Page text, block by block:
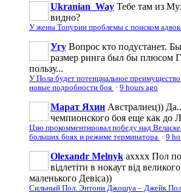
Ukranian_Way Тебе там из
видно?
У жены Топурии проблемы с поиском
Угу Вопрос кто подустанет.
размер ринга был бы плюсом
пользу...
У Пола будет потенциальное
новые подробности боя · 9 hours ago
Марат Яхин Австралиец))
чемпионского боя еще как до
Цзю прокомментировал победу над
больших боях и режиме терминатора · 9
Olexandr Melnyk ахххх Пол
відлетіти в нокаут від
маленького Девіса))
Сильный Пол. Энтони Джошуа – Джейк Пол